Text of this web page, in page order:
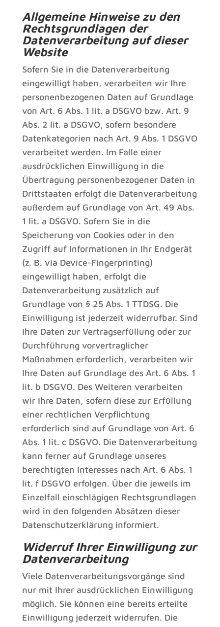
Allgemeine Hinweise zu den
Rechtsgrundlagen der
Datenverarbeitung auf dieser
Website
Sofern Sie in die Datenverarbeitung
eingewilligt haben, verarbeiten wir Ihre
personenbezogenen Daten auf Grundlage
von Art. 6 Abs. 1 lit. a DSGVO bzw. Art. 9
Abs. 2 lit. a DSGVO, sofern besondere
Datenkategorien nach Art. 9 Abs. 1 DSGVO
verarbeitet werden. Im Falle einer
ausdrücklichen Einwilligung in die
Übertragung personenbezogener Daten in
Drittstaaten erfolgt die Datenverarbeitung
außerdem auf Grundlage von Art. 49 Abs.
1 lit. a DSGVO. Sofern Sie in die
Speicherung von Cookies oder in den
Zugriff auf Informationen in Ihr Endgerät
(z. B. via Device-Fingerprinting)
eingewilligt haben, erfolgt die
Datenverarbeitung zusätzlich auf
Grundlage von § 25 Abs. 1 TTDSG. Die
Einwilligung ist jederzeit widerrufbar. Sind
Ihre Daten zur Vertragserfüllung oder zur
Durchführung vorvertraglicher
Maßnahmen erforderlich, verarbeiten wir
Ihre Daten auf Grundlage des Art. 6 Abs. 1
lit. b DSGVO. Des Weiteren verarbeiten
wir Ihre Daten, sofern diese zur Erfüllung
einer rechtlichen Verpflichtung
erforderlich sind auf Grundlage von Art. 6
Abs. 1 lit. c DSGVO. Die Datenverarbeitung
kann ferner auf Grundlage unseres
berechtigten Interesses nach Art. 6 Abs. 1
lit. f DSGVO erfolgen. Über die jeweils im
Einzelfall einschlägigen Rechtsgrundlagen
wird in den folgenden Absätzen dieser
Datenschutzerklärung informiert.
Widerruf Ihrer Einwilligung zur
Datenverarbeitung
Viele Datenverarbeitungsvorgänge sind
nur mit Ihrer ausdrücklichen Einwilligung
möglich. Sie können eine bereits erteilte
Einwilligung jederzeit widerrufen. Die